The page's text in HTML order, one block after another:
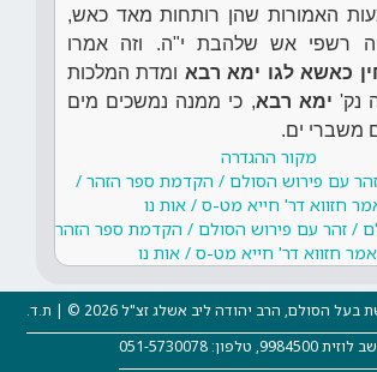
האמורות שהן רותחות מאד כאש,
רשפי אש שלהבת י"ה. וזה אמרו
כאשא לגו ימא רבא ומדת המלכות
נק' ימא רבא, כי ממנה נמשכים מים
משברי ים.
מקור ההגדרה
עם פירוש הסולם / הקדמת ספר הזהר /
חזווא דר' חייא מט-ס / אות נו
/ זהר עם פירוש הסולם / הקדמת ספר הזהר
חזווא דר' חייא מט-ס / אות נו
אור הסולם: מרכז מורשת בעל הסולם, הרב יהודה ליב אשלג זצ"ל 2026 © | ת.ד.